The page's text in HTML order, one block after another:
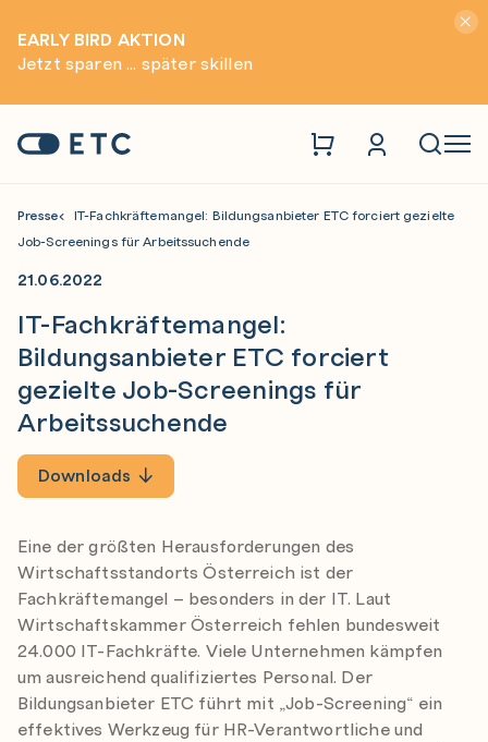
EARLY BIRD AKTION
Jetzt sparen ... später skillen
Startseite: ETC
Presse
IT-Fachkräftemangel: Bildungsanbieter ETC forciert gezielte
Job-Screenings für Arbeitssuchende
21.06.2022
IT-Fachkräftemangel:
Bildungsanbieter ETC forciert
gezielte Job-Screenings für
Arbeitssuchende
Downloads
Eine der größten Herausforderungen des
Wirtschaftsstandorts Österreich ist der
Fachkräftemangel – besonders in der IT. Laut
Wirtschaftskammer Österreich fehlen bundesweit
24.000 IT-Fachkräfte. Viele Unternehmen kämpfen
um ausreichend qualifiziertes Personal. Der
Bildungsanbieter ETC führt mit „Job-Screening“ ein
effektives Werkzeug für HR-Verantwortliche und